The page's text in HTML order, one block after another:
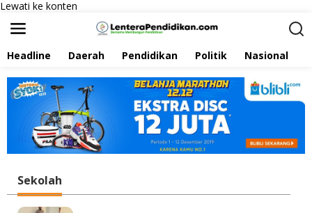
Lewati ke konten
Headline Daerah Pendidikan Politik Nasional
Sekolah